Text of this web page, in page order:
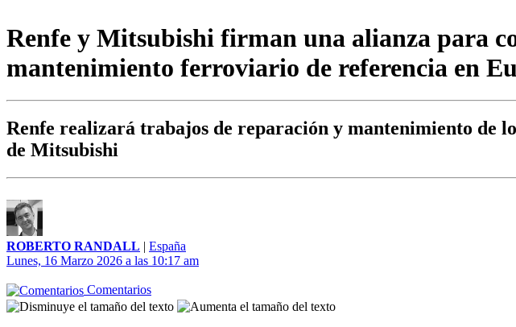
Renfe y Mitsubishi firman una alianza para
mantenimiento ferroviario de referencia en
Renfe realizará trabajos de reparación y mantenimiento de
de Mitsubishi
ROBERTO RANDALL | España
Lunes, 16 Marzo 2026 a las 10:17 am
Comentarios